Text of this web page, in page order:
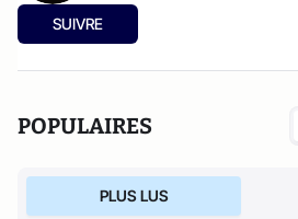
SUIVRE
POPULAIRES
PLUS LUS